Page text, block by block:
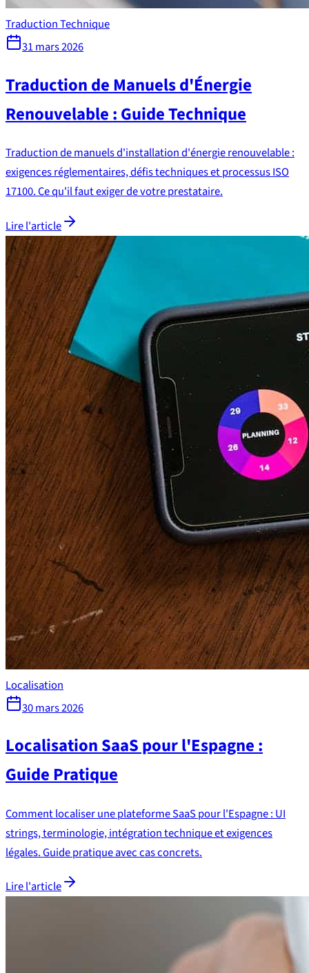
Traduction Technique
31 mars 2026
Traduction de Manuels d'Énergie
Renouvelable : Guide Technique
Traduction de manuels d'installation d'énergie renouvelable :
exigences réglementaires, défis techniques et processus ISO
17100. Ce qu'il faut exiger de votre prestataire.
Lire l'article
Localisation
30 mars 2026
Localisation SaaS pour l'Espagne :
Guide Pratique
Comment localiser une plateforme SaaS pour l'Espagne : UI
strings, terminologie, intégration technique et exigences
légales. Guide pratique avec cas concrets.
Lire l'article